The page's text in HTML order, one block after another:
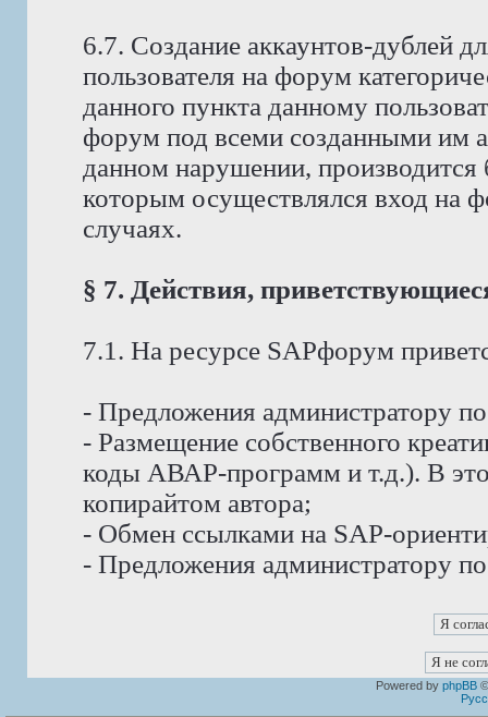
6.7. Создание аккаунтов-дублей
пользователя на форум
данного пункта данному
форум под всеми созданными им
данном нарушении, производится
которым осуществлялся вход на
случаях.
§ 7. Действия,
7.1. На ресурсе SAPфорум
- Предложения администратору
- Размещение собственного
коды АВАР-программ и т.д.). В
копирайтом автора;
- Обмен ссылками на SAP-
- Предложения администратору
Powered by phpBB